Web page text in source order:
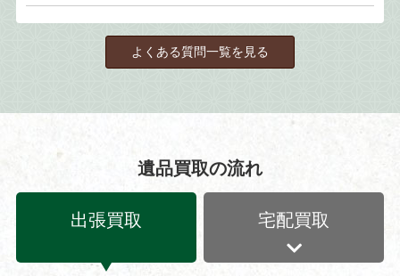
よくある質問一覧を見る
遺品買取の流れ
出張買取 宅配買取